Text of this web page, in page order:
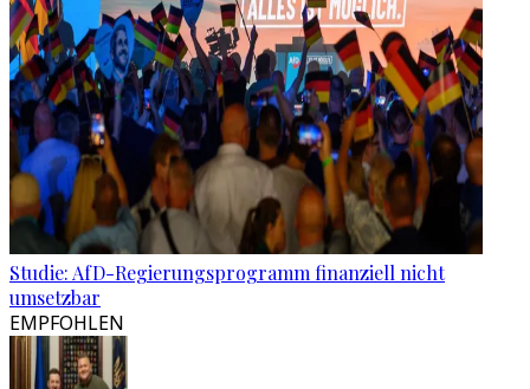
Studie: AfD-Regierungsprogramm finanziell nicht
umsetzbar
EMPFOHLEN